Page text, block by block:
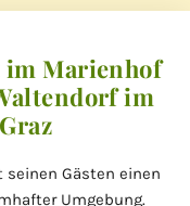
Marienhof
im
seinen Gästen einen
Umgebung.